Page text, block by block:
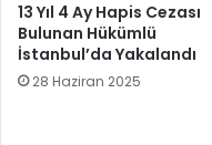
13 Yıl 4 Ay Hapis Cezası
Bulunan Hükümlü
İstanbul’da Yakalandı
28 Haziran 2025